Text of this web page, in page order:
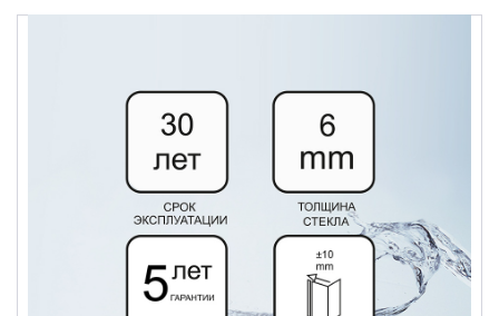
Душевые уголки
Поддоны для душа
Сиденья OVO для душевых уголков
Полотенцесушители